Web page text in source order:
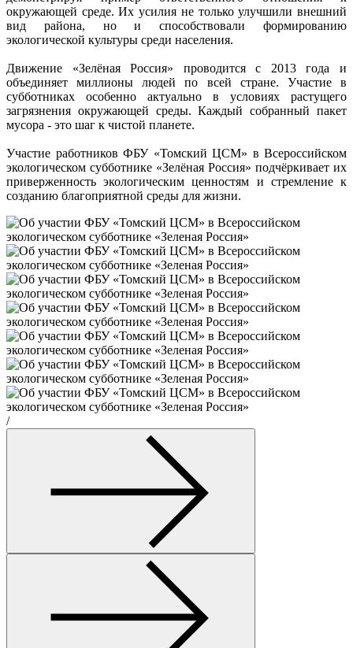
окружающей среде. Их усилия не только улучшили внешний
вид района, но и способствовали формированию
экологической культуры среди населения.
Движение «Зелёная Россия» проводится с 2013 года и
объединяет миллионы людей по всей стране. Участие в
субботниках особенно актуально в условиях растущего
загрязнения окружающей среды. Каждый собранный пакет
мусора - это шаг к чистой планете.
Участие работников ФБУ «Томский ЦСМ» в Всероссийском
экологическом субботнике «Зелёная Россия» подчёркивает их
приверженность экологическим ценностям и стремление к
созданию благоприятной среды для жизни.
/